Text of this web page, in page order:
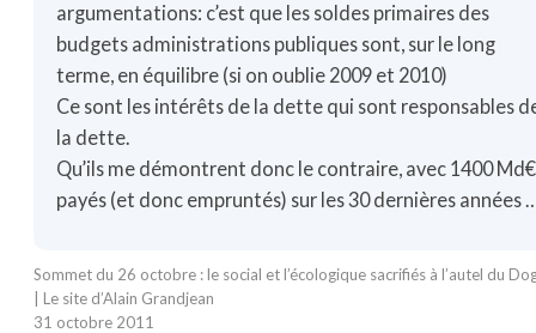
argumentations: c’est que les soldes primaires des
budgets administrations publiques sont, sur le long
terme, en équilibre (si on oublie 2009 et 2010)
Ce sont les intérêts de la dette qui sont responsables
la dette.
Qu’ils me démontrent donc le contraire, avec 1400 Md€
payés (et donc empruntés) sur les 30 dernières années
Sommet du 26 octobre : le social et l’écologique sacrifiés à l’autel du
| Le site d’Alain Grandjean
31 octobre 2011